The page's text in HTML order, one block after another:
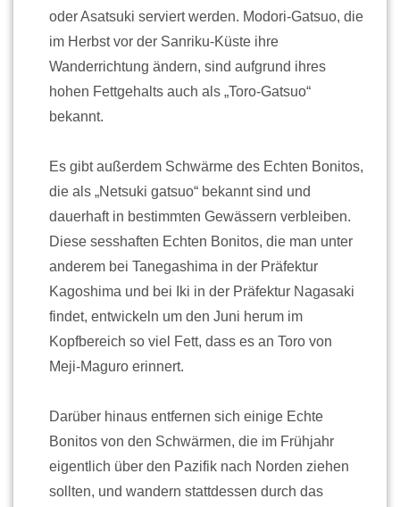
oder Asatsuki serviert werden. Modori-Gatsuo, die
im Herbst vor der Sanriku-Küste ihre
Wanderrichtung ändern, sind aufgrund ihres
hohen Fettgehalts auch als „Toro-Gatsuo“
bekannt.
Es gibt außerdem Schwärme des Echten Bonitos,
die als „Netsuki gatsuo“ bekannt sind und
dauerhaft in bestimmten Gewässern verbleiben.
Diese sesshaften Echten Bonitos, die man unter
anderem bei Tanegashima in der Präfektur
Kagoshima und bei Iki in der Präfektur Nagasaki
findet, entwickeln um den Juni herum im
Kopfbereich so viel Fett, dass es an Toro von
Meji-Maguro erinnert.
Darüber hinaus entfernen sich einige Echte
Bonitos von den Schwärmen, die im Frühjahr
eigentlich über den Pazifik nach Norden ziehen
sollten, und wandern stattdessen durch das